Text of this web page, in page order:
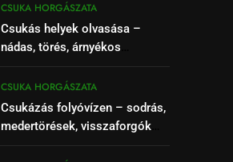
CSUKA HORGÁSZATA
Csukás helyek olvasása –
nádas, törés, árnyékos
CSUKA HORGÁSZATA
Csukázás folyóvízen – sodrás,
medertörések, visszaforgók